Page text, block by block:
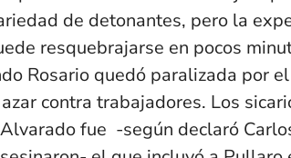
de detonantes, pero la
resquebrajarse en pocos
Rosario quedó paralizada por
contra trabajadores. Los
fue -según declaró